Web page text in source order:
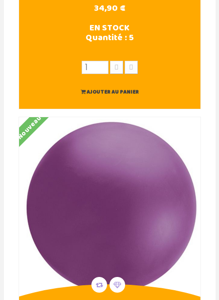
34,90 €
EN STOCK
Quantité :5
AJOUTER AU PANIER
Nouveau